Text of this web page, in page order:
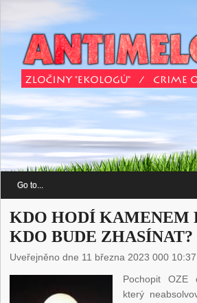
KDO HODÍ KAMENEM
KDO BUDE ZHASÍNAT?
Uveřejněno dne 11 března 2023 000 10:37
Pochopit OZE
který